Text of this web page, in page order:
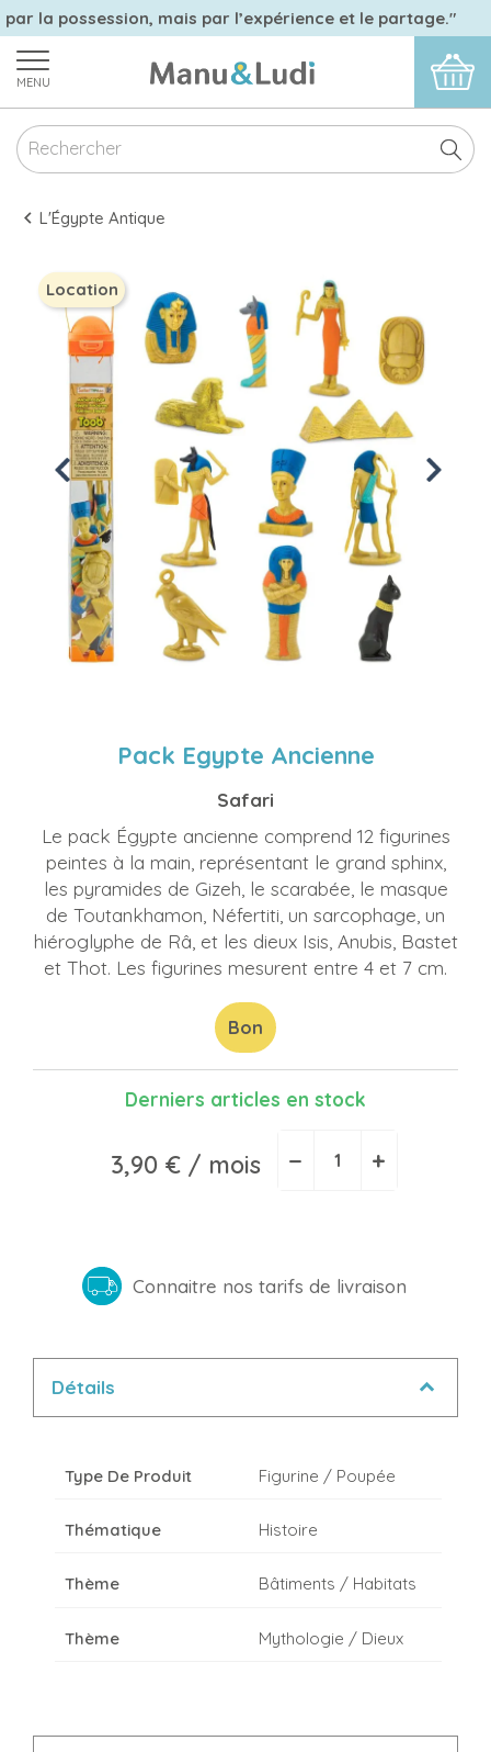
la possession, mais par l’expérience et le partage."
MENU
L'Égypte Antique
Location
Previous Next
Pack Egypte Ancienne
Safari
Le pack Égypte ancienne comprend 12 figurines
peintes à la main, représentant le grand sphinx,
les pyramides de Gizeh, le scarabée, le masque
de Toutankhamon, Néfertiti, un sarcophage, un
hiéroglyphe de Râ, et les dieux Isis, Anubis, Bastet
et Thot. Les figurines mesurent entre 4 et 7 cm.
Bon
Derniers articles en stock
3,90 €/ mois − +
Connaitre nos tarifs de livraison
Détails
Type De Produit Figurine / Poupée
Thématique Histoire
Thème Bâtiments / Habitats
Thème Mythologie / Dieux